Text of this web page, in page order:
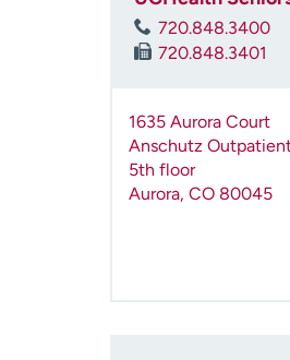
720.848.3400
720.848.3401
1635 Aurora Court
Anschutz
5th floor
Aurora, CO 80045